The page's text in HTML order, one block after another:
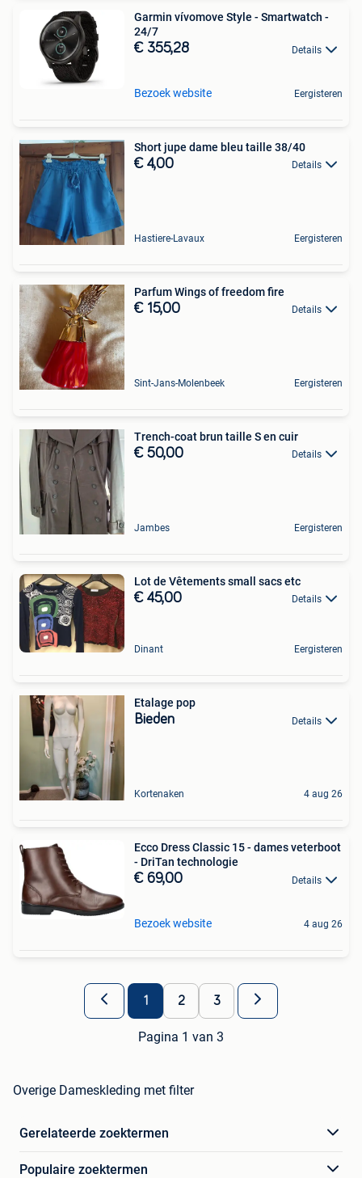
Garmin vívomove Style - Smartwatch -
24/7
€ 355,28 Details
Bezoek website Eergisteren
Short jupe dame bleu taille 38/40
€ 4,00 Details
Hastiere-Lavaux Eergisteren
Parfum Wings of freedom fire
€ 15,00 Details
Sint-Jans-Molenbeek Eergisteren
Trench-coat brun taille S en cuir
€ 50,00 Details
Jambes Eergisteren
Lot de Vêtements small sacs etc
€ 45,00 Details
Dinant Eergisteren
Etalage pop
Bieden Details
Kortenaken 4 aug 26
Ecco Dress Classic 15 - dames veterboot
- DriTan technologie
€ 69,00 Details
Bezoek website 4 aug 26
1 2 3
Pagina 1 van 3
Overige Dameskleding met filter
Gerelateerde zoektermen
Populaire zoektermen